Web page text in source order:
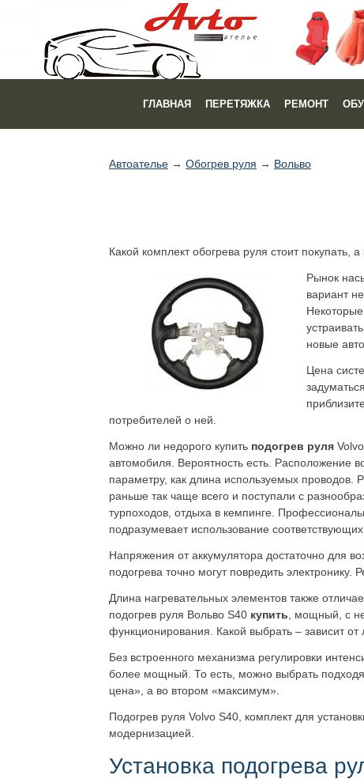
ГЛАВНАЯ ПЕРЕТЯЖКА РЕМОНТ
Автоателье → Обогрев руля → Вольво
Какой комплект обогрева руля стоит
Рынок
вариант
новые
Цена
потребителей о ней.
Можно ли недорого купить подогрев руля
автомобиля. Вероятность есть. Расположение
параметру, как длина используемых проводов.
раньше так чаще всего и поступали с
турпоходов, отдыха в кемпинге.
подразумевает использование
Напряжения от аккумулятора достаточно для
подогрева точно могут повредить
Длина нагревательных элементов также
подогрев руля Вольво S40 купить , мощный, с
функционирования. Какой выбрать – зависит от
Без встроенного механизма регулировки
более мощный. То есть, можно выбрать
цена», а во втором «максимум».
Подогрев руля Volvo S40, комплект для
модернизацией.
Установка подогрева